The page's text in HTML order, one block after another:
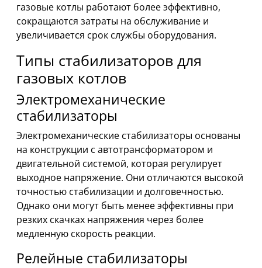
газовые котлы работают более эффективно,
сокращаются затраты на обслуживание и
увеличивается срок службы оборудования.
Типы стабилизаторов для
газовых котлов
Электромеханические
стабилизаторы
Электромеханические стабилизаторы основаны
на конструкции с автотрансформатором и
двигательной системой, которая регулирует
выходное напряжение. Они отличаются высокой
точностью стабилизации и долговечностью.
Однако они могут быть менее эффективны при
резких скачках напряжения через более
медленную скорость реакции.
Релейные стабилизаторы